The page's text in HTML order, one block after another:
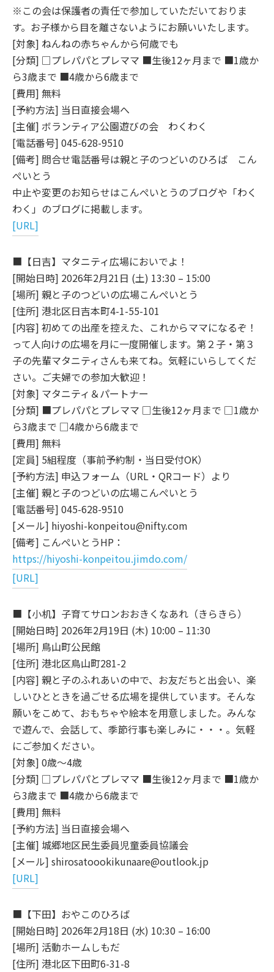
※この会は保護者の責任で参加していただいておりま
す。お子様から目を離さないようにお願いいたします。
[対象] ねんねの赤ちゃんから何歳でも
[分類] □プレパパとプレママ ■生後12ヶ月まで ■1歳か
ら3歳まで ■4歳から6歳まで
[費用] 無料
[予約方法] 当日直接会場へ
[主催] ボランティア公園遊びの会 わくわく
[電話番号] 045-628-9510
[備考] 問合せ電話番号は親と子のつどいのひろば こん
ぺいとう
中止や変更のお知らせはこんぺいとうのブログや「わく
わく」のブログに掲載します。
[URL]
■【日吉】マタニティ広場においでよ！
[開始日時] 2026年2月21日 (土) 13:30 – 15:00
[場所] 親と子のつどいの広場こんぺいとう
[住所] 港北区日吉本町4-1-55-101
[内容] 初めての出産を控えた、これからママになるぞ！
って人向けの広場を月に一度開催します。第２子・第３
子の先輩マタニティさんも来てね。気軽にいらしてくだ
さい。ご夫婦での参加大歓迎！
[対象] マタニティ＆パートナー
[分類] ■プレパパとプレママ □生後12ヶ月まで □1歳か
ら3歳まで □4歳から6歳まで
[費用] 無料
[定員] 5組程度（事前予約制・当日受付OK）
[予約方法] 申込フォーム（URL・QRコード）より
[主催] 親と子のつどいの広場こんぺいとう
[電話番号] 045-628-9510
[メール] hiyoshi-konpeitou@nifty.com
[備考] こんぺいとうHP：
https://hiyoshi-konpeitou.jimdo.com/
[URL]
■【小机】子育てサロンおおきくなあれ（きらきら）
[開始日時] 2026年2月19日 (木) 10:00 – 11:30
[場所] 鳥山町公民館
[住所] 港北区鳥山町281-2
[内容] 親と子のふれあいの中で、お友だちと出会い、楽
しいひとときを過ごせる広場を提供しています。そんな
願いをこめて、おもちゃや絵本を用意しました。みんな
で遊んで、会話して、季節行事も楽しみに・・・。気軽
にご参加ください。
[対象] 0歳～4歳
[分類] □プレパパとプレママ ■生後12ヶ月まで ■1歳か
ら3歳まで ■4歳から6歳まで
[費用] 無料
[予約方法] 当日直接会場へ
[主催] 城郷地区民生委員児童委員協議会
[メール] shirosatoookikunaare@outlook.jp
[URL]
■【下田】おやこのひろば
[開始日時] 2026年2月18日 (水) 10:30 – 16:00
[場所] 活動ホームしもだ
[住所] 港北区下田町6-31-8